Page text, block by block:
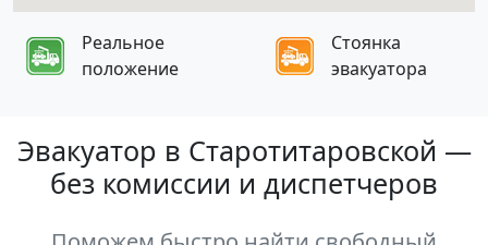
Реальное
положение
Стоянка
эвакуатора
Эвакуатор в Старотитаровской —
без комиссии и диспетчеров